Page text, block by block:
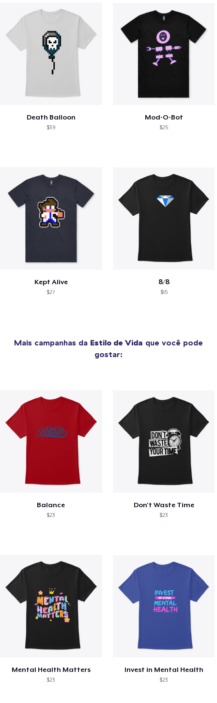
Death Balloon
$39
Mod-O-Bot
$25
Kept Alive
$27
8/8
$15
Mais campanhas da Estilo de Vida que você pode
gostar:
Balance
$23
Don't Waste Time
$23
Mental Health Matters
$23
Invest in Mental Health
$23